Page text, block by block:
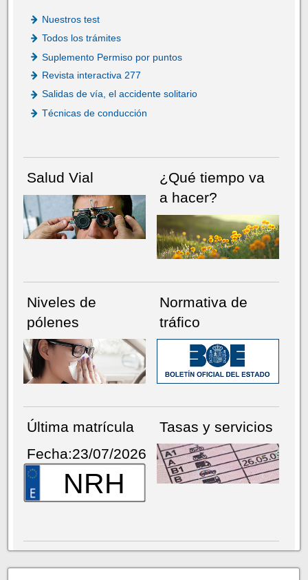
Nuestros test
Todos los trámites
Suplemento Permiso por puntos
Revista interactiva 277
Salidas de vía, el accidente solitario
Técnicas de conducción
Salud Vial
¿Qué tiempo va
a hacer?
Niveles de
pólenes
Normativa de
tráfico
Última matrícula
Fecha:23/07/2026
NRH
Tasas y servicios